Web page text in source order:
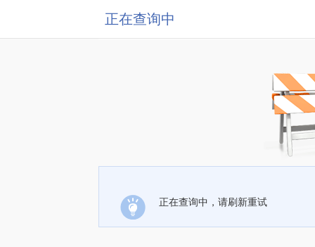
正在查询中
正在查询中，请刷新重试